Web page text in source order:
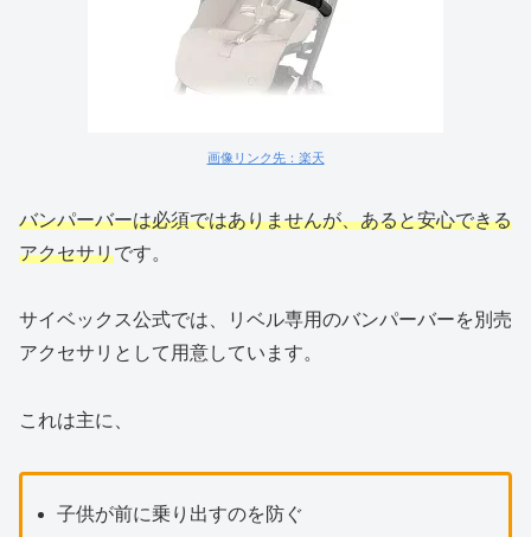
画像リンク先：楽天
バンパーバーは必須ではありませんが、あると安心できる
アクセサリです。
サイベックス公式では、リベル専用のバンパーバーを別売
アクセサリとして用意しています。
これは主に、
子供が前に乗り出すのを防ぐ